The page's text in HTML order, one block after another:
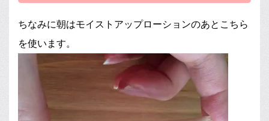
ちなみに朝はモイストアップローションのあとこちら
を使います。